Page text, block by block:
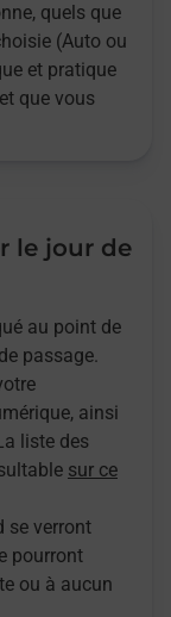
quels que
(Auto ou
et pratique
que vous
le jour de
au point de
passage.
ainsi
liste des
sur ce
se verront
pourront
ou à aucun